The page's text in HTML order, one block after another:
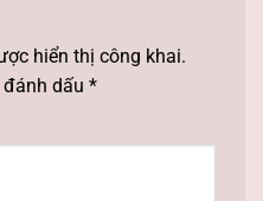
hiển thị công khai.
dấu *